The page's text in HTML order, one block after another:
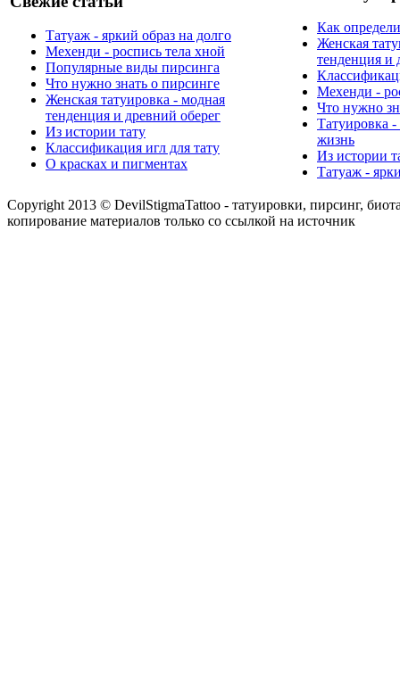
Татуаж - яркий образ на долго
Мехенди - роспись тела хной
Популярные виды пирсинга
Что нужно знать о пирсинге
Женская татуировка - модная
тенденция и древний оберег
Из истории тату
Классификация игл для тату
О красках и пигментах
Как
Женская
тенденция и
Мехенди -
Что нужно
Татуировка
жизнь
Из истории
Татуаж -
Copyright 2013 © DevilStigmaTattoo - татуировки, пирсинг,
копирование материалов только со ссылкой на источник